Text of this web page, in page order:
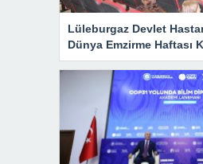
Lüleburgaz Devlet
Dünya Emzirme Haftası